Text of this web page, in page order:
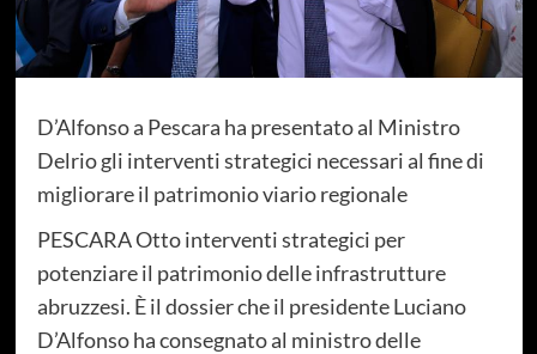
D’Alfonso a Pescara ha presentato al Ministro
Delrio gli interventi strategici necessari al fine di
migliorare il patrimonio viario regionale
PESCARA Otto interventi strategici per
potenziare il patrimonio delle infrastrutture
abruzzesi. È il dossier che il presidente Luciano
D’Alfonso ha consegnato al ministro delle